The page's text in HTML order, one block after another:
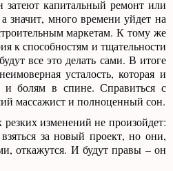
затеют капитальный ремонт или
значит, много времени уйдет на
маркетам. К тому же
к способностям и тщательности
все это делать сами. В итоге
усталость, которая и
болям в спине. Справиться с
массажист и полноценный сон.
изменений не произойдет:
за новый проект, но они,
откажутся. И будут правы – он